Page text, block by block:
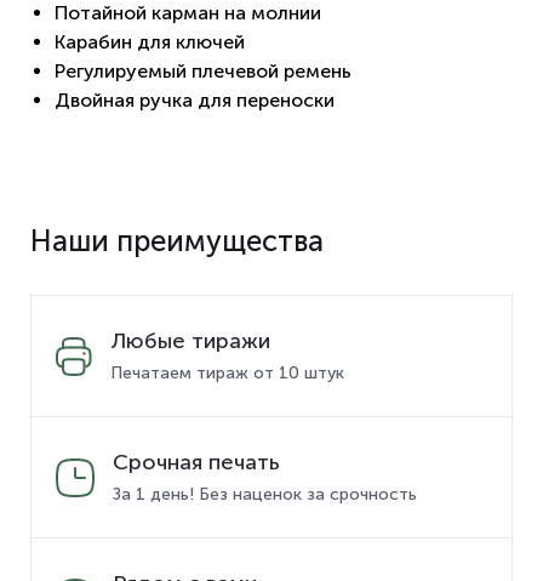
Потайной карман на молнии
Карабин для ключей
Регулируемый плечевой ремень
Двойная ручка для переноски
Наши преимущества
Любые тиражи
Печатаем тираж от 10 штук
Срочная печать
За 1 день! Без наценок за срочность